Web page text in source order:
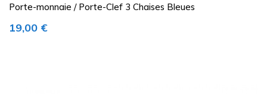
Porte-monnaie / Porte-Clef 3 Chaises Bleues
Prix
19,00 €